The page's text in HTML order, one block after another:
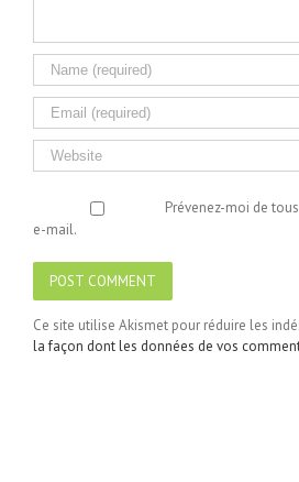
Prévenez-moi de
e-mail.
Ce site utilise Akismet pour réduire les
la façon dont les données de vos